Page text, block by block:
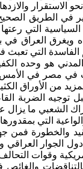
في الطريق
التي
ويغرق العراق
التي
هو وحده
في مصر في الأمس
من الأوراق
توجيه الضربة
الشعبي ما يزال
والخطورة
العراقي
وقوات